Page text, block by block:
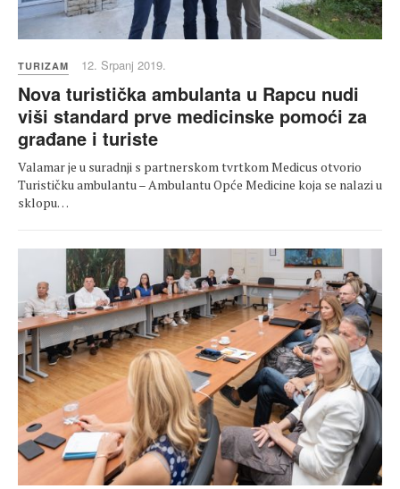
TURIZAM 12. Srpanj 2019.
Nova turistička ambulanta u Rapcu nudi
viši standard prve medicinske pomoći za
građane i turiste
Valamar je u suradnji s partnerskom tvrtkom Medicus otvorio
Turističku ambulantu – Ambulantu Opće Medicine koja se nalazi u
sklopu…